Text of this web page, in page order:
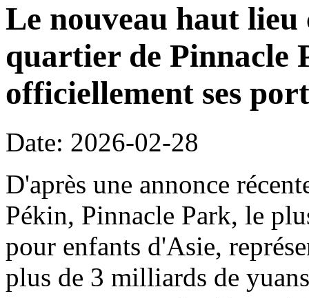
Le nouveau haut
quartier de Pinnacle
officiellement ses
Date: 2026-02-28
D'après une annonce
Pékin, Pinnacle Park, le
pour enfants d'Asie,
plus de 3 milliards de